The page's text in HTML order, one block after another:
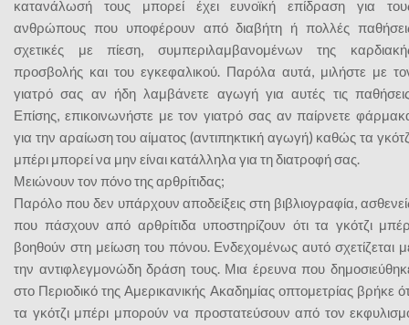
κατανάλωσή τους μπορεί έχει ευνοϊκή επίδραση για
ανθρώπους που υποφέρουν από διαβήτη ή πολλές
σχετικές με πίεση, συμπεριλαμβανομένων της
προσβολής και του εγκεφαλικού. Παρόλα αυτά, μιλήστε με
γιατρό σας αν ήδη λαμβάνετε αγωγή για αυτές τις
Επίσης, επικοινωνήστε με τον γιατρό σας αν παίρνετε
για την αραίωση του αίματος (αντιπηκτική αγωγή) καθώς τα
μπέρι μπορεί να μην είναι κατάλληλα για τη διατροφή σας.
Μειώνουν τον πόνο της αρθρίτιδας;
Παρόλο που δεν υπάρχουν αποδείξεις στη βιβλιογραφία,
που πάσχουν από αρθρίτιδα υποστηρίζουν ότι τα γκότζι
βοηθούν στη μείωση του πόνου. Ενδεχομένως αυτό σχετίζεται
την αντιφλεγμονώδη δράση τους. Μια έρευνα που
στο Περιοδικό της Αμερικανικής Ακαδημίας οπτομετρίας βρήκε
τα γκότζι μπέρι μπορούν να προστατεύσουν από τον